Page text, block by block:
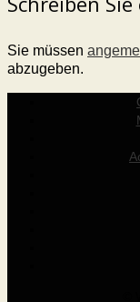
Sie müssen
abzugeben.